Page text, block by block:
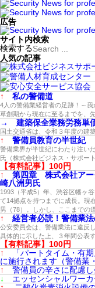
広告
サイト内検索
検索する
人気の記事
↑ 私の警備道
4人の警備業経営者の足跡！～
草創期から現在に至るまでを、
→ 建築保全業務労務単
国土交通省は、令和３年度の建
↑ 警備員教育の半世紀
警備業界が半世紀にわたり注い
氏（株式会社ビジネス・サポー
【有料記事】100円
↑
第四章 株式会社アー
崎八洲男氏
1993（平成5）年、渋谷区幡ヶ
て14拠点を持つまでに成長。現
男（78）。しかし、ここまでの
↑ 経営者必読！警備業
公安委員会は、警備業法に違反
具体的に示した上、３年間公表
【有料記事】100円
↑
「パートタイム・有
に施行されます（警備業
↑
警備員の辛さに配慮し
↓
エッセンシャルワーカ